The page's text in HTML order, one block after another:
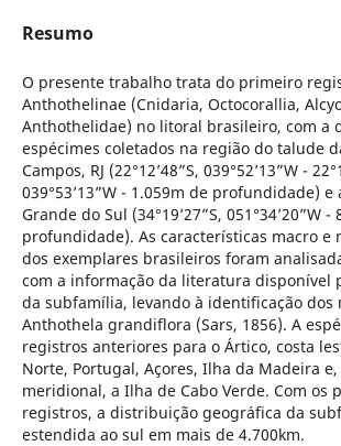
Resumo
O presente trabalho trata do primeiro
Anthothelinae (Cnidaria, Octocorallia,
Anthothelidae) no litoral brasileiro, com a
espécimes coletados na região do talude
Campos, RJ (22°12’48”S, 039°52’13”W -
039°53’13”W - 1.059m de profundidade) e
Grande do Sul (34°19’27”S, 051°34’20”W -
profundidade). As características macro e
dos exemplares brasileiros foram
com a informação da literatura disponível
da subfamília, levando à identificação dos
Anthothela grandiflora (Sars, 1856). A
registros anteriores para o Ártico, costa
Norte, Portugal, Açores, Ilha da Madeira
meridional, a Ilha de Cabo Verde. Com os
registros, a distribuição geográfica da
estendida ao sul em mais de 4.700km.